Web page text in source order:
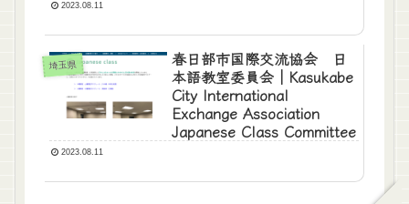
2023.08.11
埼玉県
春日部市国際交流協会 日
本語教室委員会｜Kasukabe
City International
Exchange Association
Japanese Class Committee
2023.08.11